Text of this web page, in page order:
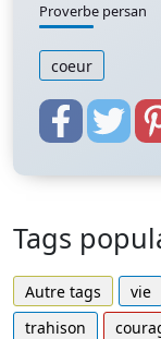
Proverbe persan
coeur
Tags
Autre tags vie
trahison